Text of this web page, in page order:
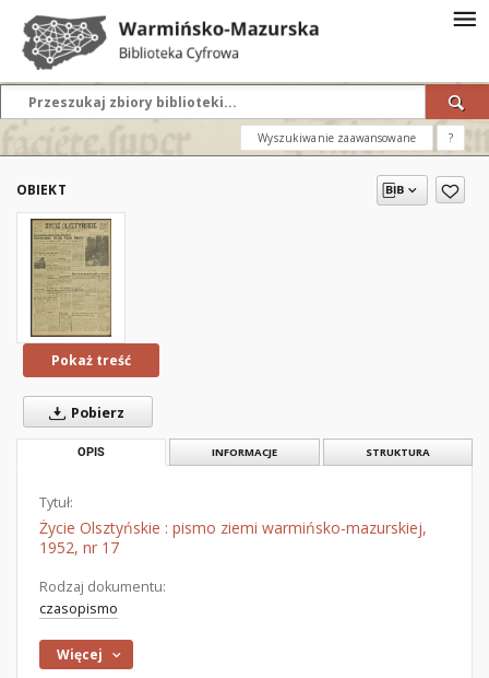
Wyszukiwanie zaawansowane ?
OBIEKT
Pokaż treść
Pobierz
OPIS INFORMACJE STRUKTURA
Tytuł:
Życie Olsztyńskie : pismo ziemi warmińsko-mazurskiej,
1952, nr 17
Rodzaj dokumentu:
czasopismo
Więcej